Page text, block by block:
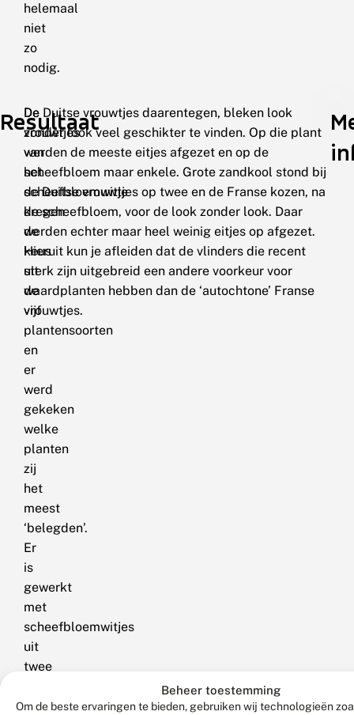
Beheer toestemming
Om de beste ervaringen te bieden, gebruiken wij technologieën
helemaal
niet
zo
nodig.
Resultaat
De
vrouwtjes
van
het
scheefbloemwitje
kregen
de
keus
uit
de
vijf
plantensoorten
en
er
werd
gekeken
welke
planten
zij
het
meest
‘belegden’.
Er
is
gewerkt
met
scheefbloemwitjes
uit
twee
Frankrijk,
De Duitse vrouwtjes daarentegen, bleken look
zonder look veel geschikter te vinden. Op die plant
werden de meeste eitjes afgezet en op de
scheefbloem maar enkele. Grote zandkool stond bij
de Duitse vrouwtjes op twee en de Franse kozen, na
de scheefbloem, voor de look zonder look. Daar
werden echter maar heel weinig eitjes op afgezet.
Hieruit kun je afleiden dat de vlinders die recent
sterk zijn uitgebreid een andere voorkeur voor
waardplanten hebben dan de ‘autochtone’ Franse
vrouwtjes.